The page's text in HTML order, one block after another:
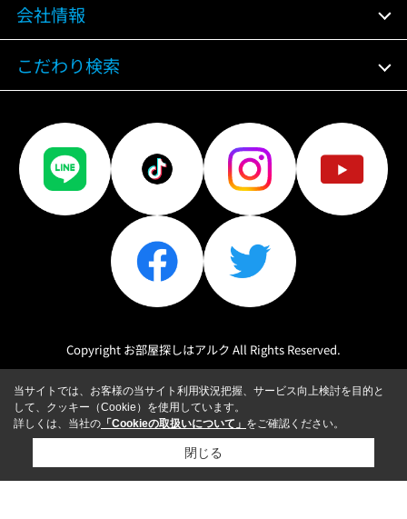
会社情報
こだわり検索
Copyright お部屋探しはアルク All Rights Reserved.
当サイトでは、お客様の当サイト利用状況把握、サービス向上検討を目的と
して、クッキー（Cookie）を使用しています。
詳しくは、当社の 「Cookieの取扱いについて」 をご確認ください。
閉じる